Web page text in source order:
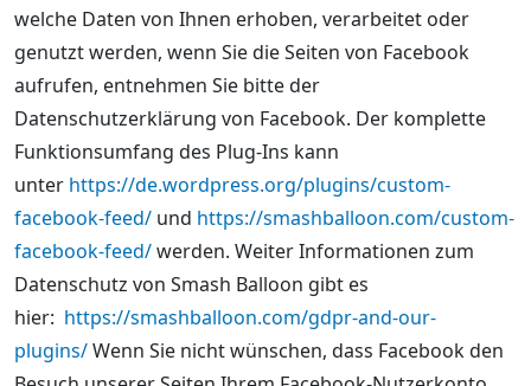
welche Daten von Ihnen erhoben, verarbeitet oder
genutzt werden, wenn Sie die Seiten von Facebook
aufrufen, entnehmen Sie bitte der
Datenschutzerklärung von Facebook. Der komplette
Funktionsumfang des Plug-Ins kann
unter https://de.wordpress.org/plugins/custom-
facebook-feed/ und https://smashballoon.com/custom-
facebook-feed/werden. Weiter Informationen zum
Datenschutz von Smash Balloon gibt es
hier: https://smashballoon.com/gdpr-and-our-
plugins/Wenn Sie nicht wünschen, dass Facebook den